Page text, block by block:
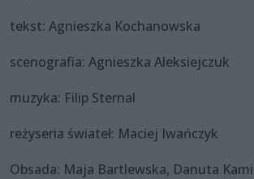
tekst: Agnieszka Kochanowska
scenografia: Agnieszka Aleksiejczuk
muzyka: Filip Sternal
reżyseria świateł: Maciej Iwańczyk
Obsada: Maja Bartlewska, Danuta